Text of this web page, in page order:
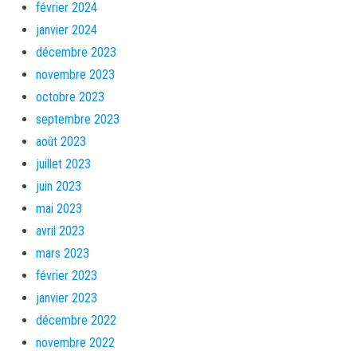
février 2024
janvier 2024
décembre 2023
novembre 2023
octobre 2023
septembre 2023
août 2023
juillet 2023
juin 2023
mai 2023
avril 2023
mars 2023
février 2023
janvier 2023
décembre 2022
novembre 2022